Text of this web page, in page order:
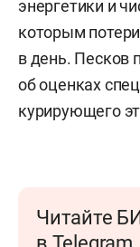
энергетики и
которым
в день. Песков
об оценках
курирующего
Читайте